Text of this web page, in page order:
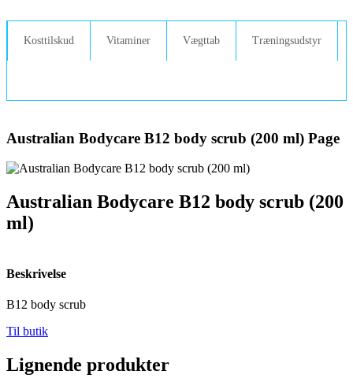
indhold
Kosttilskud Vitaminer Vægttab Træningsudstyr
Australian Bodycare B12 body scrub (200 ml) Page
Australian Bodycare B12 body scrub (200
ml)
Beskrivelse
B12 body scrub
Til butik
Lignende produkter